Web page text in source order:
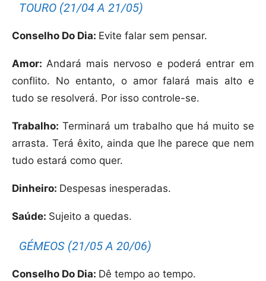
TOURO (21/04 A 21/05)
Conselho Do Dia: Evite falar sem pensar.
Amor:Andará mais nervoso e poderá entrar em
conflito. No entanto, o amor falará mais alto e
tudo se resolverá. Por isso controle-se.
Trabalho: Terminará um trabalho que há muito se
arrasta. Terá êxito, ainda que lhe parece que nem
tudo estará como quer.
Dinheiro: Despesas inesperadas.
Saúde: Sujeito a quedas.
GÉMEOS (21/05 A 20/06)
Conselho Do Dia: Dê tempo ao tempo.